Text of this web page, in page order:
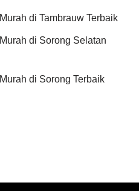
di Tambrauw Terbaik
di Sorong Selatan
di Sorong Terbaik